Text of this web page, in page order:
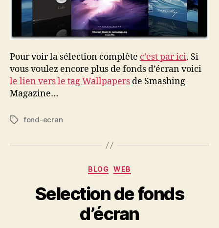
Pour voir la sélection complète c’est par ici. Si
vous voulez encore plus de fonds d’écran voici
le lien vers le tag Wallpapers de Smashing
Magazine…
Étiquettes
fond-ecran
Catégories
BLOG WEB
Selection de fonds
d’écran